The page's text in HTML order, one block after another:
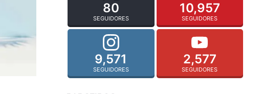
80
SEGUIDORES
10,957
SEGUIDORES
9,571
SEGUIDORES
2,577
SEGUIDORES